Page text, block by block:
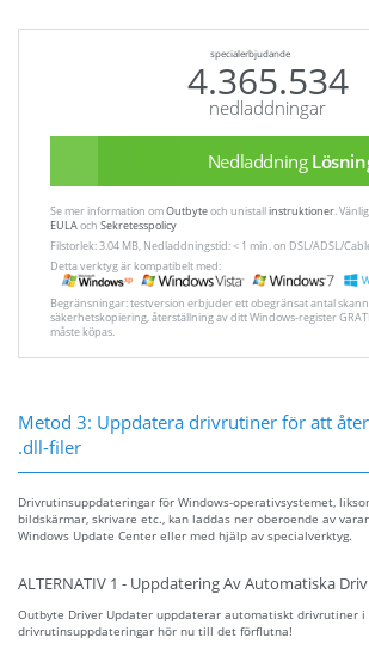
specialerbjudande
4.365.534
nedladdningar
Nedladdning
Se mer information omOutbyteoch unistallinstruktioner.
EULAoch Sekretesspolicy
Filstorlek: 3.04 MB, Nedladdningstid: < 1 min. on DSL/ADSL/
Detta verktyg är kompatibelt med:
Begränsningar: testversion erbjuder ett obegränsat antal
säkerhetskopiering, återställning av ditt Windows-register
måste köpas.
Metod 3: Uppdatera drivrutiner för att
.dll-filer
Drivrutinsuppdateringar för Windows-operativsystemet,
bildskärmar, skrivare etc., kan laddas ner oberoende av
Windows Update Center eller med hjälp av specialverktyg.
ALTERNATIV 1 - Uppdatering Av Automatiska
Outbyte Driver Updater uppdaterar automatiskt drivrutiner i
drivrutinsuppdateringar hör nu till det förflutna!